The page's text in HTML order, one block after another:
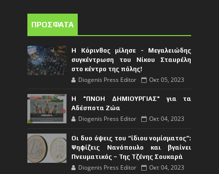
ΠΡΟΣΦΑΤΑ
Η Κόρινθος μίλησε - Μεγαλειώδης
συγκέντρωση του Νίκου Σταυρέλη
στο κέντρο της πόλης!
Diogenis Press Editor Οκτ 05, 2023
Η "ΠΝΟΗ ΔΗΜΙΟΥΡΓΙΑΣ" για τα
Αδέσποτα Ζώα
Diogenis Press Editor Οκτ 04, 2023
Οι δυο όψεις του “ίδιου νομίσματος”:
Ψηφίζεις Νανόπουλο και βγαίνει
Πνευματικός – Της Τζένης Σουκαρά
Diogenis Press Editor Οκτ 04, 2023